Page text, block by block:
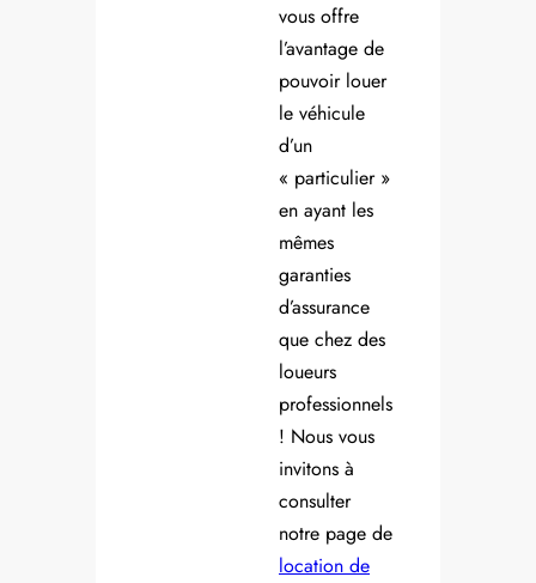
vous offre
l’avantage de
pouvoir louer
le véhicule
d’un
« particulier »
en ayant les
mêmes
garanties
d’assurance
que chez des
loueurs
professionnels
! Nous vous
invitons à
consulter
notre page de
location de